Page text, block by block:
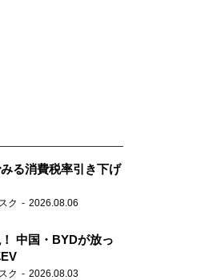
る消費税率引き下げ
ク 2026.08.06
中国・BYDが放っ
ク 2026.08.03